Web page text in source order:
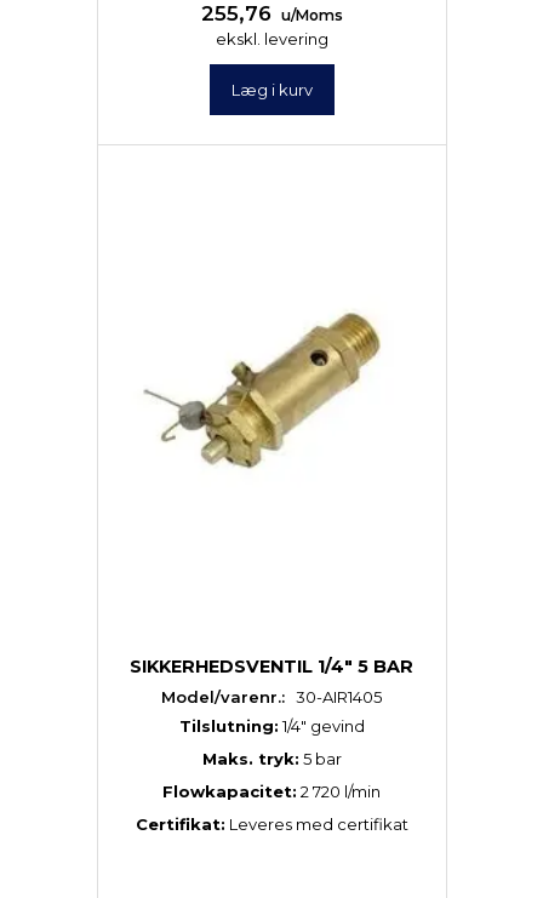
255,76 u/Moms
ekskl. levering
Læg i kurv
SIKKERHEDSVENTIL 1/4" 5 BAR
Model/varenr.: 30-AIR1405
Tilslutning:1/4″ gevind
Maks. tryk: 5 bar
Flowkapacitet: 2 720 l/min
Certifikat: Leveres med certifikat